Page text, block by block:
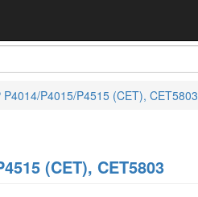
P4015/P4515 (CET), CET5803
(CET), CET5803